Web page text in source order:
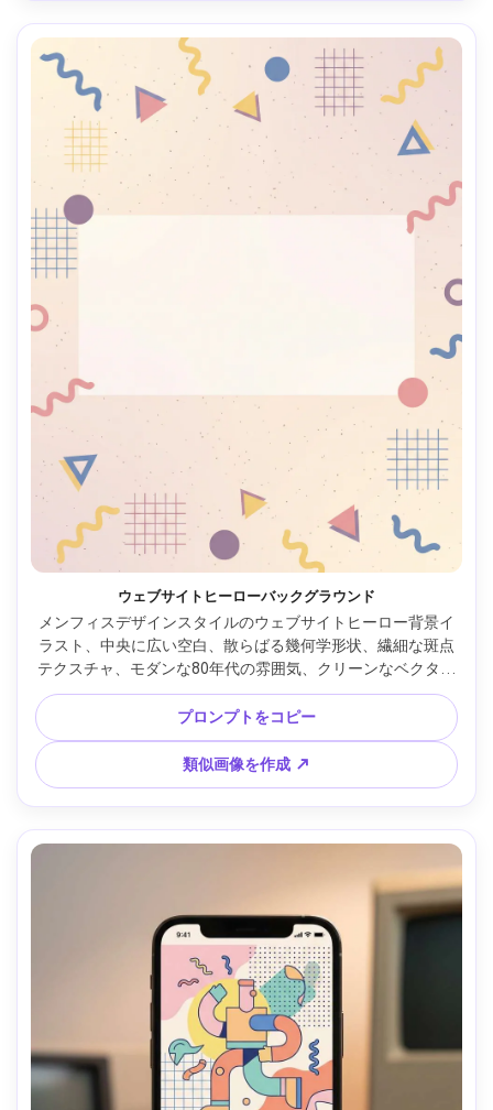
ウェブサイトヒーローバックグラウンド
メンフィスデザインスタイルのウェブサイトヒーロー背景イ
ラスト、中央に広い空白、散らばる幾何学形状、繊細な斑点
テクスチャ、モダンな80年代の雰囲気、クリーンなベクター
イラスト、バランスの良い構図、高コントラストだがごちゃ
ごちゃしない、85mmレンズ、浅い被写界深度、柔らかい映
画調ライティング --ar 4:5
プロンプトをコピー
類似画像を作成 ↗